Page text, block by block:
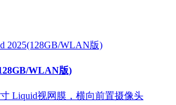
WLAN版)
Liquid视网膜，横向前置摄像头